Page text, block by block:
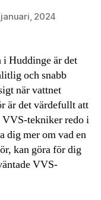
januari, 2024
Huddinge är det
och snabb
när vattnet
är det värdefullt att
tekniker redo i
dig mer om vad en
kan göra för dig
VVS-